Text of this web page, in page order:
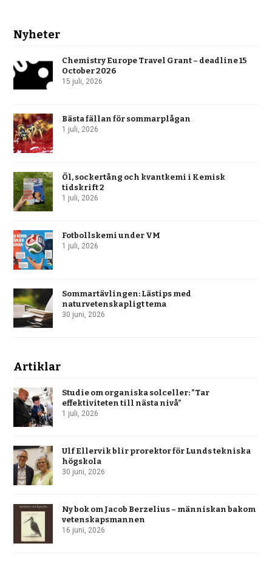
Nyheter
Chemistry Europe Travel Grant – deadline 15
October 2026
15 juli, 2026
Bästa fällan för sommarplågan
1 juli, 2026
Öl, sockertång och kvantkemi i Kemisk
tidskrift 2
1 juli, 2026
Fotbollskemi under VM
1 juli, 2026
Sommartävlingen: Lästips med
naturvetenskapligt tema
30 juni, 2026
Artiklar
Studie om organiska solceller: ”Tar
effektiviteten till nästa nivå”
1 juli, 2026
Ulf Ellervik blir prorektor för Lunds tekniska
högskola
30 juni, 2026
Ny bok om Jacob Berzelius – människan bakom
vetenskapsmannen
16 juni, 2026